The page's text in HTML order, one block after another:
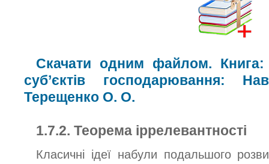
Скачати одним файлом. Книга:
суб’єктів господарювання:
Терещенко О. О.
1.7.2. Теорема іррелевантності
Класичні ідеї набули подальшого